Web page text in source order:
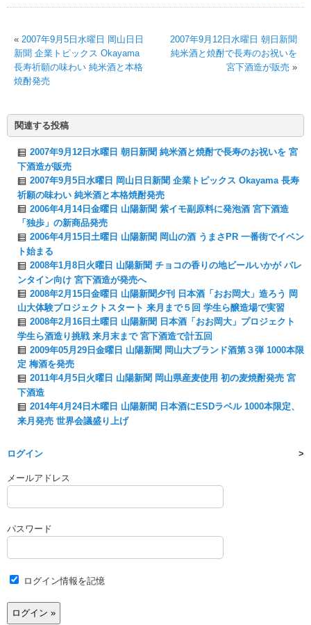
« 2007年9月5日水曜日 岡山日日
新聞 企業トピックス Okayama
長寿祈願の味わい 純米酒と本格
焼酎発売
2007年9月12日水曜日 朝日新聞
純米酒と焼酎で長寿のお祝いを
宮下酒造が販売 »
関連する投稿
2007年9月12日水曜日 朝日新聞 純米酒と焼酎で長寿のお祝いを 宮
下酒造が販売
2007年9月5日水曜日 岡山日日新聞 企業トピックス Okayama 長寿
祈願の味わい 純米酒と本格焼酎発売
2006年4月14日金曜日 山陽新聞 紫イモ副原料に発泡酒 宮下酒造
「独歩」の新商品発売
2006年4月15日土曜日 山陽新聞 岡山の酒 うまさPR 一番街でイベン
ト始まる
2008年1月8日火曜日 山陽新聞 チョコの香りの地ビールいかが バレ
ンタイン向け 宮下酒造が発売へ
2008年2月15日金曜日 山陽新聞夕刊 日本酒「おお岡大」造ろう 岡
山大体験プロジェクトスタート 来月まで５回 学生ら醸造場で実習
2008年2月16日土曜日 山陽新聞 日本酒「おお岡大」プロジェクト
学生ら酒造り挑戦 来月末まで 宮下酒造で計五回
2009年05月29日金曜日 山陽新聞 岡山大ブランド酒第３弾 1000本限
定 梅酒を発売
2011年4月5日火曜日 山陽新聞 岡山県産麦使用 初の麦焼酎発売 宮
下酒造
2014年4月24日木曜日 山陽新聞 日本酒にESDラベル 1000本限定、
来月発売 世界会議盛り上げ
ログイン
メールアドレス
パスワード
ログイン情報を記憶